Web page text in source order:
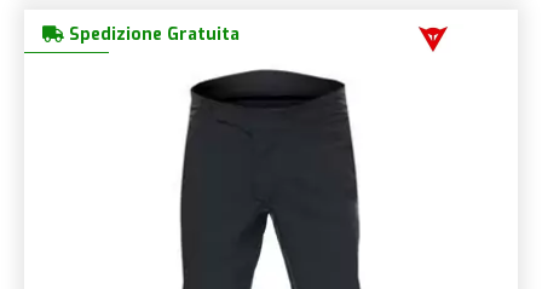
Spedizione Gratuita